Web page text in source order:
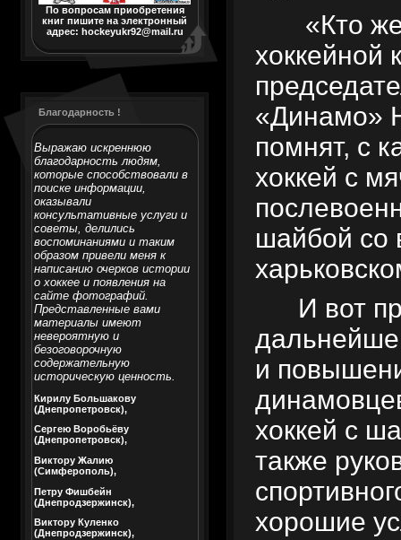
По вопросам приобретения
книг пишите на электронный
адрес: hockeyukr92@mail.ru
Благодарность !
Выражаю искреннюю
благодарность людям,
которые способствовали в
поиске информации,
оказывали
консультативные услуги и
советы, делились
воспоминаниями и таким
образом привели меня к
написанию очерков истории
о хоккее и появления на
сайте фотографий.
Представленные вами
материалы имеют
невероятную и
безоговорочную
содержательную
историческую ценность.
Кирилу Большакову
(Днепропетровск),
Сергею Воробьёву
(Днепропетровск),
Виктору Жалию
(Симферополь),
Петру Фишбейн
(Днепродзержинск),
Виктору Куленко
(Днепродзержинск),
«Кто
хоккейной
«Динамо»
помнят, с
хоккей с
шайбой со
И вот
и
хоккей с
также
хорошие